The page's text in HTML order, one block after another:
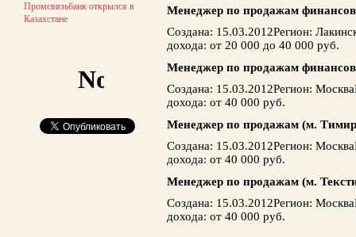
Промсвязьбанк открылся в
Казахстане
Менеджер по продажам
Создана: 15.03.2012Регион:
дохода: от 20 000 до 40 000 руб.
Менеджер по продажам
Создана: 15.03.2012Регион:
дохода: от 40 000 руб.
Менеджер по продажам (м.
Создана: 15.03.2012Регион:
дохода: от 40 000 руб.
Менеджер по продажам (м.
Создана: 15.03.2012Регион:
дохода: от 40 000 руб.